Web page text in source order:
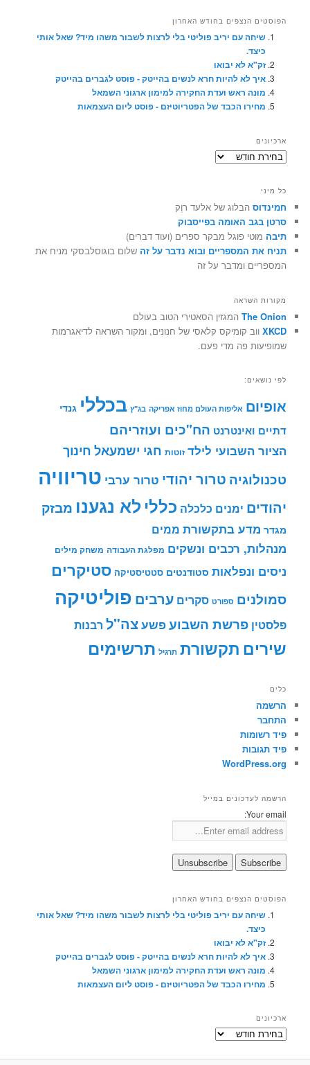
הפוסטים הנצפים בחודש האחרון
שיחה עם יריב פוליטי בלי לרצות לשבור משהו מיד? שאל אותי
כיצד.
זק"א לא יבואו
איך לא להיות חרא לנשים בהייטק - פוסט לגברים בהייטק
מונה ראש ועדת החקירה למימון ארגוני השמאל
מחירו הכבד של הפטריוטיזם - פוסט ליום העצמאות
ארכיונים
ארכיונים
כל מיני
חמינדוס הבלוג של אלעד רוֶק
סרטן בגב האומה בפייסבוק
תיבה מוטי פוגל מבקר ספרים (ועוד דברים)
תניח את המספריים ובוא נדבר על זה שלום בוגוסלבסקי מניח את
המספריים ומדבר על זה
מקורות השראה
The Onion המגזין הסאטירי הטוב בעולם
XKCD ווב קומיקס קלאסי של חנונים, ומקור השראה לדיאגרמות
שמופיעות פה מדי פעם.
לפי נושאים:
אופיום אליפות העולם מחוז אפריקה בג"ץ בכללי גנדי
דתיים ואינטרנט הח"כים ועוזריהם
הציור השבועי לילד זוטות חגי ישמעאל חינוך
טכנולוגיה טרור יהודי טרור ערבי טריוויה
יהודים ימנים כלכלה כללי לא נגענו מבזק
מגדר מדע בתקשורת ממים
מנהלות, רכבים ונשקים מפלגת העבודה משחק מילים
ניסים ונפלאות סטודנטים סטטיסטיקה סטיקרים
סמולנים ספורט סקרים ערבים פוליטיקה
פלסטין פרשת השבועפשעצה"ל רבנות
שירים תקשורת תרגיל תרשימים
כלים
הרשמה
התחבר
פיד רשומות
פיד תגובות
WordPress.org
הרשמה לעדכונים במייל
Your email:
הפוסטים הנצפים בחודש האחרון
שיחה עם יריב פוליטי בלי לרצות לשבור משהו מיד? שאל אותי
כיצד.
זק"א לא יבואו
איך לא להיות חרא לנשים בהייטק - פוסט לגברים בהייטק
מונה ראש ועדת החקירה למימון ארגוני השמאל
מחירו הכבד של הפטריוטיזם - פוסט ליום העצמאות
ארכיונים
ארכיונים